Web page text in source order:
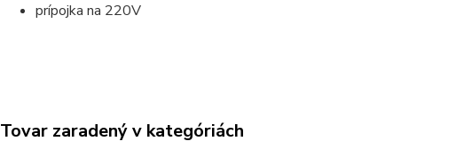
prípojka na 220V
Tovar zaradený v kategóriách